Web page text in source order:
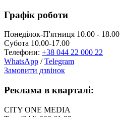
Графік роботи
Понеділок-П'ятниця 10.00 - 18.00
Субота 10.00-17.00
Телефони: +38 044 22 000 22
WhatsApp /Telegram
Замовити дзвінок
Реклама в кварталі:
CITY ONE MEDIA